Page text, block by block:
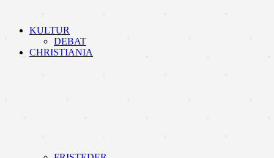
KULTUR
DEBAT
CHRISTIANIA